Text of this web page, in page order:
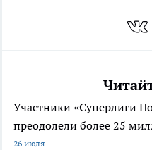
Участники «Суперлиги
преодолели более 25
26 июля